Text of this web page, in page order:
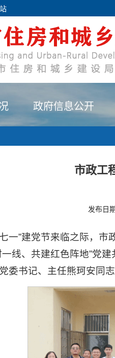
政府信息公开
市政工
发布日
一”建党节来临之际，
一线、共建红色阵地”党
委书记、主任熊珂安同